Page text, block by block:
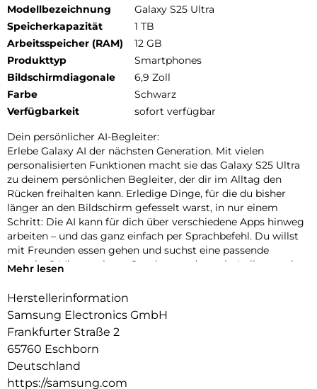
Modellbezeichnung
Galaxy S25 Ultra
Speicherkapazität
1 TB
Arbeitsspeicher (RAM)
12 GB
Produkttyp
Smartphones
Bildschirmdiagonale
6,9 Zoll
Farbe
Schwarz
Verfügbarkeit
sofort verfügbar
Dein persönlicher AI-Begleiter:
Erlebe Galaxy AI der nächsten Generation. Mit vielen
personalisierten Funktionen macht sie das Galaxy S25 Ultra
zu deinem persönlichen Begleiter, der dir im Alltag den
Rücken freihalten kann. Erledige Dinge, für die du bisher
länger an den Bildschirm gefesselt warst, in nur einem
Schritt: Die AI kann für dich über verschiedene Apps hinweg
arbeiten – und das ganz einfach per Sprachbefehl. Du willst
mit Freunden essen gehen und suchst eine passende
Location? Mit nur einem Satz kannst du nach „Italiener mit
und die Zusammenfassung direkt in euren Gruppenchat
Auch darum kann sich jetzt dein Galaxy S25 Ultra kümmern.
In Form von automatischen Now Briefs versorgt es dich mit
Tipps und Updates rund um deine Routinen. Auf deiner
täglichen Strecke zum Büro ist heute viel Verkehr? Schon
erhältst du die Mitteilung, dass du 10 Minuten früher
Mehr lesen
Herstellerinformation
Samsung Electronics GmbH
Frankfurter Straße 2
65760 Eschborn
Deutschland
https://samsung.com